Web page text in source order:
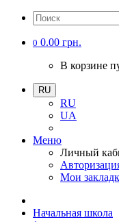
0 0.00 грн.
В корзине
RU
RU
UA
Меню
Личный
Мои
Начальная школа